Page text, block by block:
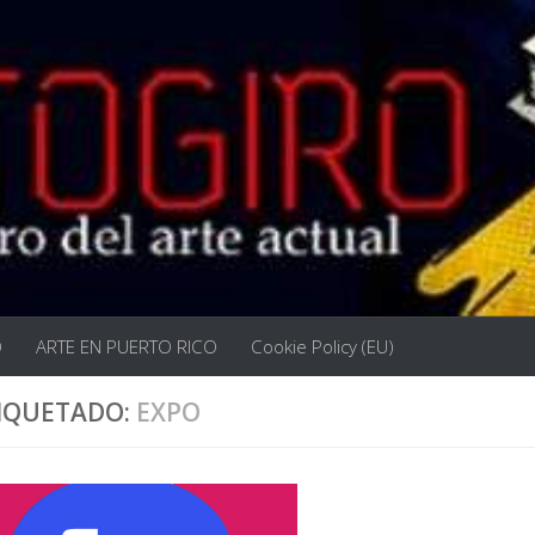
ARTE EN PUERTO RICO Cookie Policy (EU)
EXPO